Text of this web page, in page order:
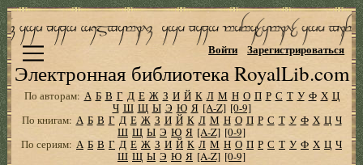
Электронная библиотека RoyalLib.com
Войти Зарегистрироваться
По авторам: А Б В Г Д Е Ж З И Й К Л М Н О П Р С Т У Ф Х Ц
Ч Ш Щ Ы Э Ю Я [A-Z] [0-9]
По книгам: А Б В Г Д Е Ж З И Й К Л М Н О П Р С Т У Ф Х Ц Ч
Ш Щ Ы Э Ю Я [A-Z] [0-9]
По сериям: А Б В Г Д Е Ж З И Й К Л М Н О П Р С Т У Ф Х Ц Ч
Ш Щ Ы Э Ю Я [A-Z] [0-9]